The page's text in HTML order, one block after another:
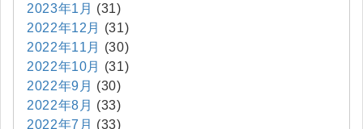
2023年1月 (31)
2022年12月
(31)
2022年11月
(30)
2022年10月
(31)
2022年9月 (30)
2022年8月 (33)
2022年7月 (33)